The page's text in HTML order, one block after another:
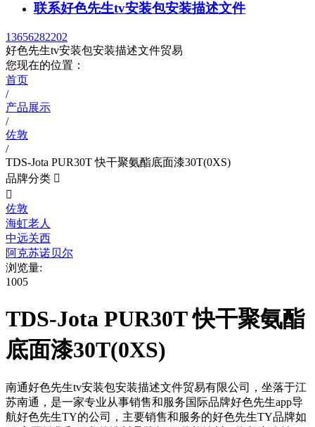
联系好色先生tv安装包安装描述文件
13656282202
好色先生tv安装包安装描述文件贸易
您现在的位置：
首页
/
产品展示
/
佐敦
/
TDS-Jota PUR30T 快干聚氨酯底面漆30T(0XS)
品牌分类 

佐敦
海虹老人
中远关西
阿克苏诺贝尔
浏览量:
1005
TDS-Jota PUR30T 快干聚氨酯
底面漆30T(0XS)
南通好色先生tv安装包安装描述文件贸易有限公司，坐落于江
苏南通，是一家专业从事销售和服务国际品牌好色先生app导
航好色先生TY的公司，主要销售和服务的好色先生TY品牌如